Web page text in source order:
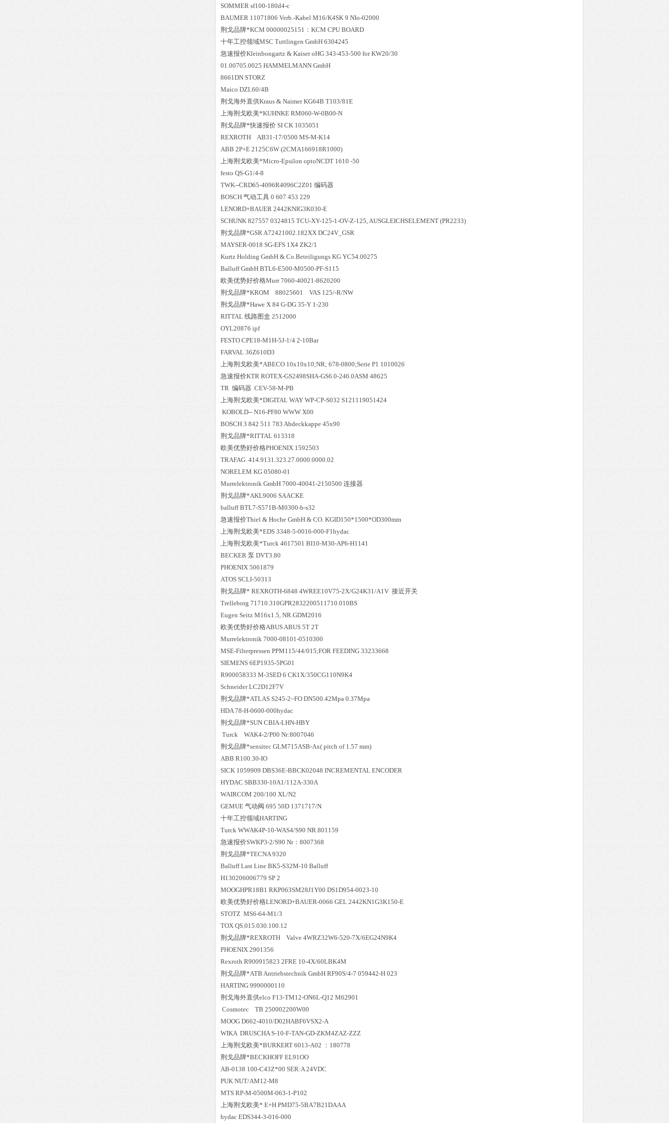
SOMMER sf100-180d4-c
BAUMER 11071806 Verb.-Kabel M16/K4SK 9 NIo-02000
荆戈品牌*KCM 00000025151：KCM CPU BOARD
十年工控领域MSC Tuttlingen GmbH 6304245
急速报价Kleinbongartz & Kaiser oHG 343-453-500 for KW20/30
01.00705.0025 HAMMELMANN GmbH
8661DN STORZ
Maico DZL60/4B
荆戈海外直供Kraus & Naimer KG64B T103/81E
上海荆戈欧美*KUHNKE RM060-W-0B00-N
荆戈品牌*快速报价 SI CK 1035051
REXROTH AB31-17/0500 MS-M-K14
ABB 2P+E 2125C6W (2CMA166918R1000)
上海荆戈欧美*Micro-Epsilon optoNCDT 1610 -50
festo QS-G1/4-8
TWK--CRD65-4096R4096C2Z01 编码器
BOSCH 气动工具 0 607 453 229
LENORD+BAUER 2442KNIG3K030-E
SCHUNK 827557 0324815 TCU-XY-125-1-OV-Z-125, AUSGLEICHSELEMENT (PR2233)
荆戈品牌*GSR A72421002.182XX DC24V_GSR
MAYSER-0018 SG-EFS 1X4 ZK2/1
Kurtz Holding GmbH & Co.Beteiligungs KG YC54.00275
Balluff GmbH BTL6-E500-M0500-PF-S115
欧美优势好价格Murr 7060-40021-8620200
荆戈品牌*KROM 88025601 VAS 125/-R/NW
荆戈品牌*Hawe X 84 G-DG 35-Y 1-230
RITTAL 线路图盒 2512000
OYL20876 ipf
FESTO CPE18-M1H-5J-1/4 2-10Bar
FARVAL 36Z610D3
上海荆戈欧美*ABECO 10x10x10;NR; 678-0800;Serie P1 1010026
急速报价KTR ROTEX-GS2498SHA-GS6.0-246.0ASM 48625
TR 编码器 CEV-58-M-PB
上海荆戈欧美*DIGITAL WAY WP-CP-S032 S121119051424
KOBOLD-- N16-PF80 WWW X00
BOSCH 3 842 511 783 Abdeckkappe 45x90
荆戈品牌*RITTAL 613318
欧美优势好价格PHOENIX 1592503
TRAFAG 414.9131.323.27.0000.0000.02
NORELEM KG 05080-01
Murrelektronik GmbH 7000-40041-2150500 连接器
荆戈品牌*AKL9006 SAACKE
balluff BTL7-S571B-M0300-b-s32
急速报价Thiel & Hoche GmbH & CO. KGID150*1500*OD300mm
上海荆戈欧美*EDS 3348-5-0016-000-F1hydac
上海荆戈欧美*Turck 4617501 BI10-M30-AP6-H1141
BECKER 泵 DVT3.80
PHOENIX 5061879
ATOS SCLI-50313
荆戈品牌* REXROTH-6848 4WREE10V75-2X/G24K31/A1V 接近开关
Trelleborg 71710.310GPR2832200511710.010BS
Eugen Seitz M16x1.5, NR.GDM2016
欧美优势好价格ABUS ABUS 5T 2T
Murrelektronik 7000-08101-0510300
MSE-Filterpressen PPM115/44/015;FOR FEEDING 33233668
SIEMENS 6EP1935-5PG01
R900058333 M-3SED 6 CK1X/350CG110N9K4
Schneider LC2D12F7V
荆戈品牌*ATLAS S245-2~FO DN500.42Mpa 0.37Mpa
HDA 78-H-0600-000hydac
荆戈品牌*SUN CBIA-LHN-HBY
Turck WAK4-2/P00 Nr:8007046
荆戈品牌*sensitec GLM715ASB-Ax( pitch of 1.57 mm)
ABB R100.30-IO
SICK 1059909 DBS36E-BBCK02048 INCREMENTAL ENCODER
HYDAC SBB330-10A1/112A-330A
WAIRCOM 200/100 XL/N2
GEMUE 气动阀 695 50D 1371717/N
十年工控领域HARTING
Turck WWAK4P-10-WAS4/S90 NR.801159
急速报价SWKP3-2/S90 Nr：8007368
荆戈品牌*TECNA 9320
Balluff Last Line BK5-S32M-10 Balluff
H130206006779 SP 2
MOOGHPR18B1 RKP063SM28J1Y00 DS1D954-0023-10
欧美优势好价格LENORD+BAUER-0066 GEL 2442KN1G3K150-E
STOTZ MS6-64-M1/3
TOX QS.015.030.100.12
荆戈品牌*REXROTH Valve 4WRZ32W6-520-7X/6EG24N9K4
PHOENIX 2901356
Rexroth R900915823 2FRE 10-4X/60LBK4M
荆戈品牌*ATB Antriebstechnik GmbH RF90S/4-7 059442-H 023
HARTING 9990000110
荆戈海外直供elco F13-TM12-ON6L-Q12 M62901
Cosmotec TB 250002200W00
MOOG D662-4010/D02HABF6VSX2-A
WIKA DRUSCHA S-10-F-TAN-GD-ZKM4ZAZ-ZZZ
上海荆戈欧美*BURKERT 6013-A02 ：180778
荆戈品牌*BECKHOFF EL91OO
AB-0138 100-C43Z*00 SER:A 24VDC
PUK NUT/AM12-M8
MTS RP-M-0500M-063-1-P102
上海荆戈欧美* E+H PMD75-5BA7B21DAAA
hydac EDS344-3-016-000